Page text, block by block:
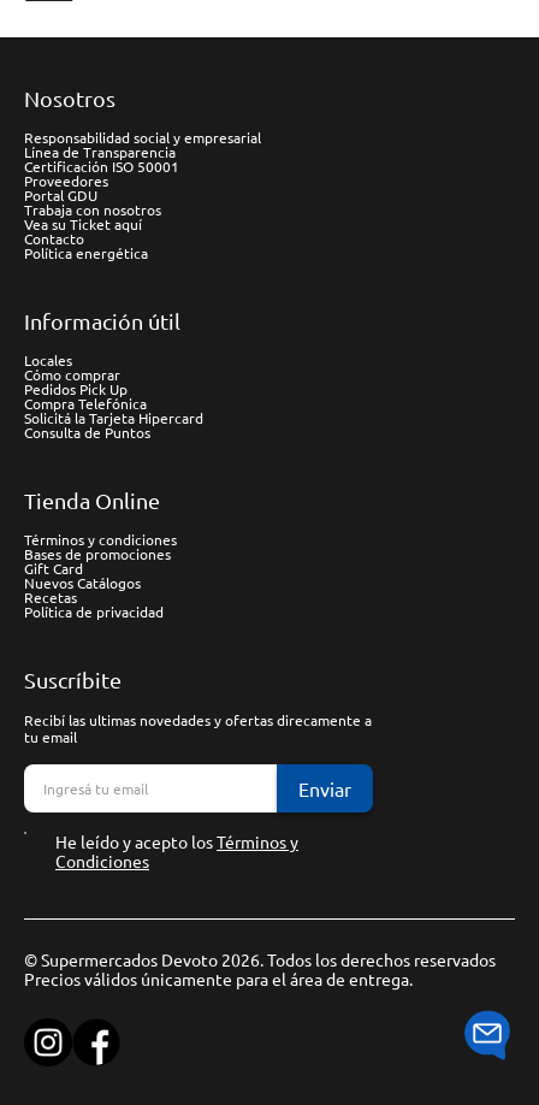
Nosotros
Responsabilidad social y empresarial
Línea de Transparencia
Certificación ISO 50001
Proveedores
Portal GDU
Trabaja con nosotros
Vea su Ticket aquí
Contacto
Política energética
Información útil
Locales
Cómo comprar
Pedidos Pick Up
Compra Telefónica
Solicitá la Tarjeta Hipercard
Consulta de Puntos
Tienda Online
Términos y condiciones
Bases de promociones
Gift Card
Nuevos Catálogos
Recetas
Política de privacidad
Suscríbite
Recibí las ultimas novedades y ofertas direcamente a
tu email
Enviar
He leído y acepto losTérminos y
Condiciones
© Supermercados Devoto 2026. Todos los derechos reservados
Precios válidos únicamente para el área de entrega.